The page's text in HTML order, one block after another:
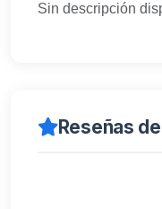
Sin descripción
Reseñas